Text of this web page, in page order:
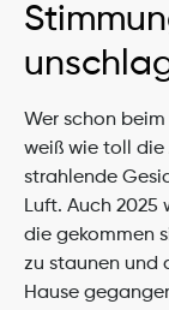
Wer schon
weiß wie toll die
strahlende
Luft. Auch 2025
die gekommen
zu staunen und
Hause